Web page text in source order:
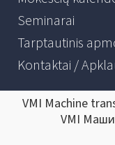
Seminarai
Tarptautinis
Kontaktai /
VMI Machine
VMI